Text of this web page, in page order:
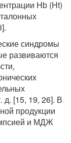
Hb (Ht)
синдромы
развиваются
д. [15, 19, 26]. В
продукции
и МДЖ